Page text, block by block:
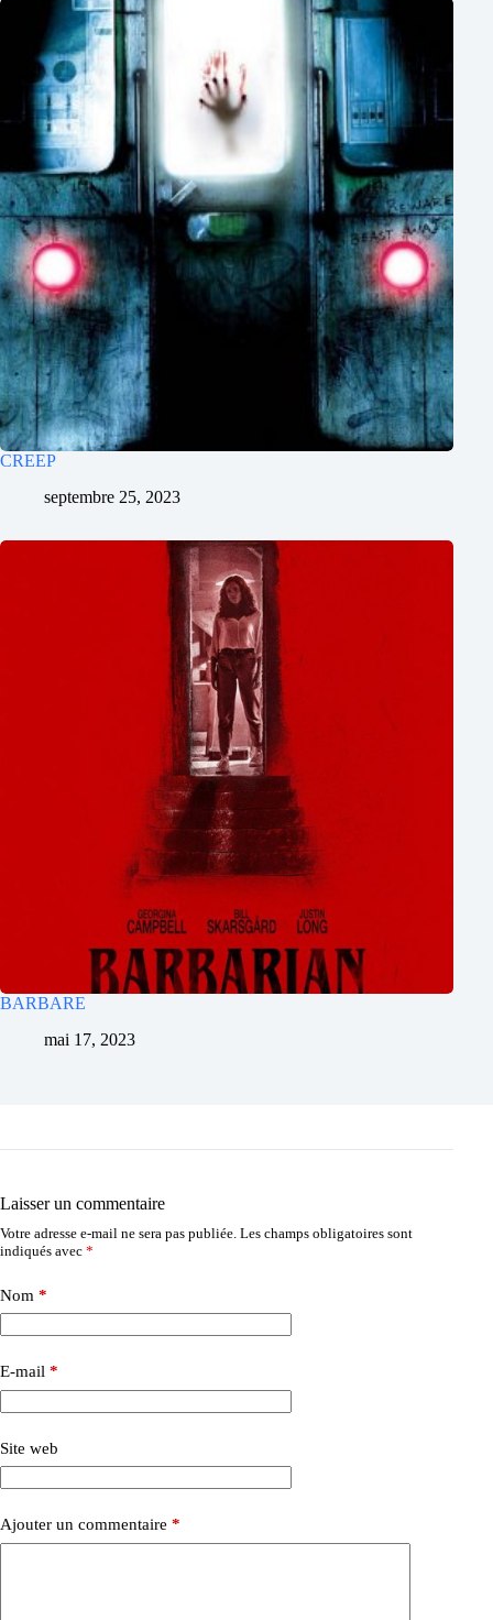
CREEP
septembre 25, 2023
BARBARE
mai 17, 2023
Laisser un commentaire
Votre adresse e-mail ne sera pas publiée. Les champs obligatoires sont
indiqués avec *
Nom *
E-mail *
Site web
Ajouter un commentaire *